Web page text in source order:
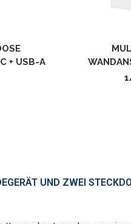
+ USB-A
UND ZWEI